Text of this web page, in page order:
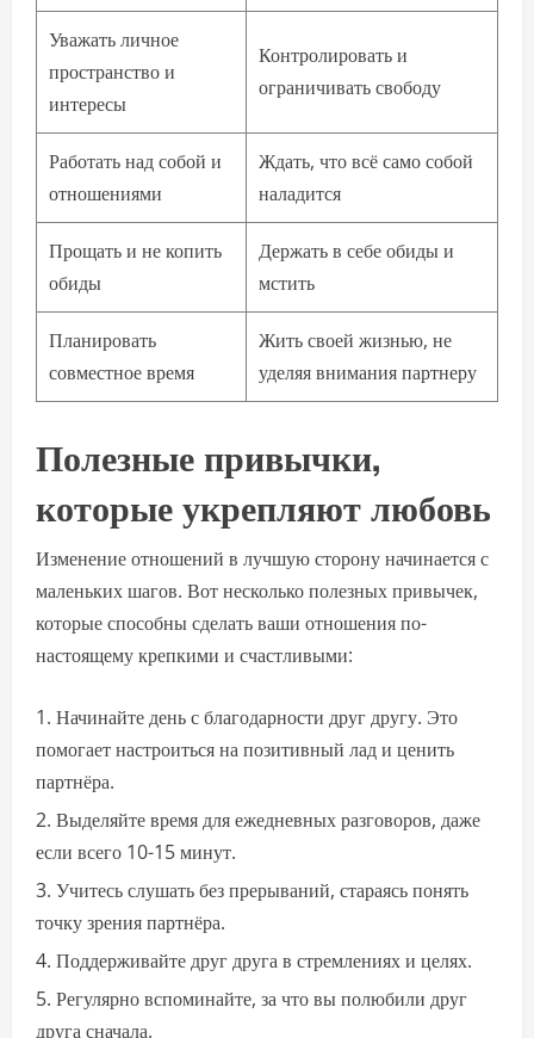
Уважать личное
пространство и
интересы
Контролировать и
ограничивать свободу
Работать над собой и
отношениями
Ждать, что всё само собой
наладится
Прощать и не копить
обиды
Держать в себе обиды и
мстить
Планировать
совместное время
Жить своей жизнью, не
уделяя внимания партнеру
Полезные привычки,
которые укрепляют любовь
Изменение отношений в лучшую сторону начинается с
маленьких шагов. Вот несколько полезных привычек,
которые способны сделать ваши отношения по-
настоящему крепкими и счастливыми:
Начинайте день с благодарности друг другу. Это
помогает настроиться на позитивный лад и ценить
партнёра.
Выделяйте время для ежедневных разговоров, даже
если всего 10-15 минут.
Учитесь слушать без прерываний, стараясь понять
точку зрения партнёра.
Поддерживайте друг друга в стремлениях и целях.
Регулярно вспоминайте, за что вы полюбили друг
друга сначала.